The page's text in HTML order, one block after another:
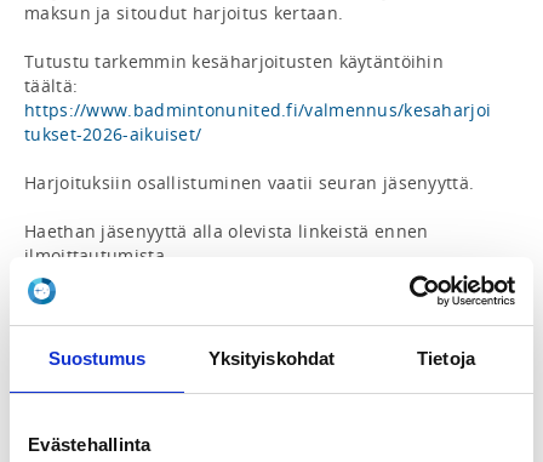
Suostumus Yksityiskohdat Tietoja
Evästehallinta
maksun ja sitoudut harjoitus kertaan.
Tutustu tarkemmin kesäharjoitusten käytäntöihin
https://www.badmintonunited.fi/valmennus/kesaharjoi
tukset-2026-aikuiset/
Harjoituksiin osallistuminen vaatii seuran jäsenyyttä.
Haethan jäsenyyttä alla olevista linkeistä ennen
ilmoittautumista.
https://seurat.suomisport.fi/invite/6ba2b4be-9e73-
4480-b252-208472007571
**
Summer season: June 1 – August 15